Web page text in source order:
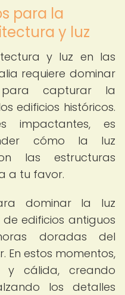
para la
y luz
y luz en las
requiere dominar
para capturar la
edificios históricos.
impactantes, es
cómo la luz
las estructuras
a tu favor.
dominar la luz
edificios antiguos
doradas del
estos momentos,
cálida, creando
los detalles